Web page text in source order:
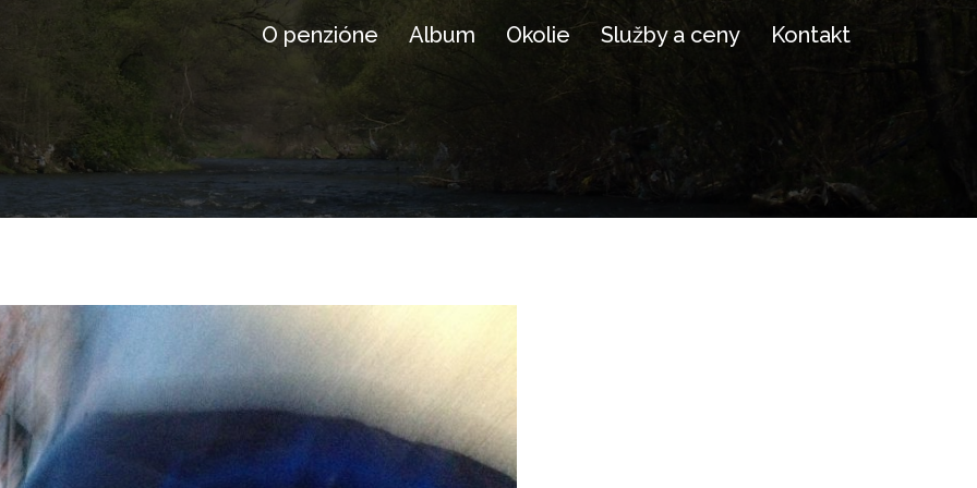
O penzióne Album Okolie Služby a ceny Kontakt